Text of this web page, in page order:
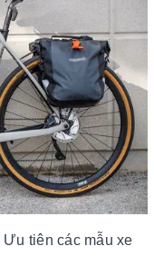
Ưu tiên các mẫu xe